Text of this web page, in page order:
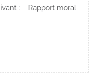
: – Rapport moral